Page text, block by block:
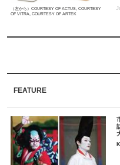
（左から）COURTESY OF ACTUS, COURTESY
OF VITRA, COURTESY OF ARTEK
FEATURE